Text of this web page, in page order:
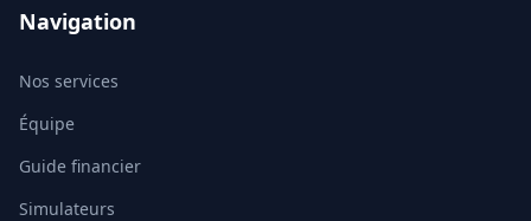
Navigation
Nos services
Équipe
Guide financier
Simulateurs